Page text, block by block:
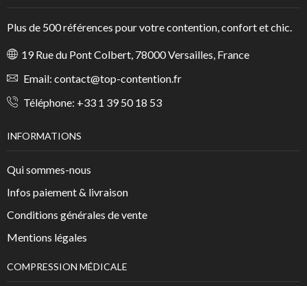
Plus de 500 références pour votre contention, confort et chic.
19 Rue du Pont Colbert, 78000 Versailles, France
Email: contact@top-contention.fr
Téléphone: +33 1 39 50 18 53
INFORMATIONS
Qui sommes-nous
Infos paiement & livraison
Conditions générales de vente
Mentions légales
COMPRESSION MÉDICALE